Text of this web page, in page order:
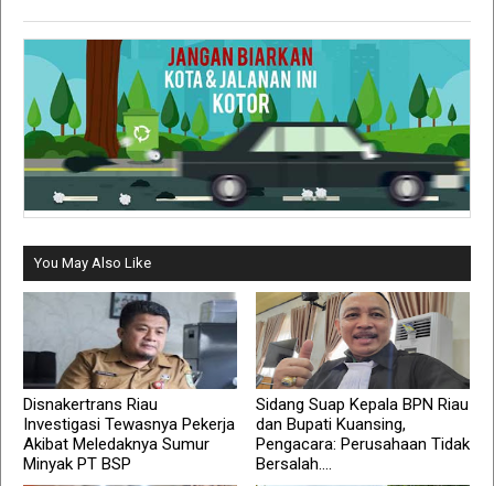
You May Also Like
Disnakertrans Riau
Investigasi Tewasnya Pekerja
Akibat Meledaknya Sumur
Minyak PT BSP
Sidang Suap Kepala BPN Riau
dan Bupati Kuansing,
Pengacara: Perusahaan Tidak
Bersalah....